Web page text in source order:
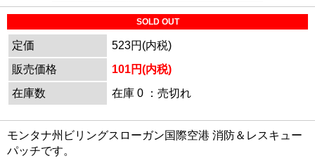
SOLD OUT
定価
523円(内税)
販売価格
101円(内税)
在庫数
在庫 0 ：売切れ
モンタナ州ビリングスローガン国際空港 消防＆レスキュー
パッチです。